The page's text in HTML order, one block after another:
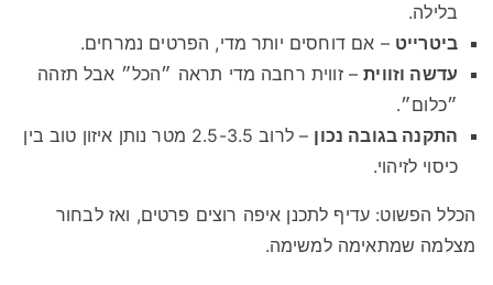
בלילה.
ביטרייט – אם דוחסים יותר מדי, הפרטים נמרחים.
עדשה וזווית– זווית רחבה מדי תראה ״הכל״ אבל תזהה
״כלום״.
התקנה בגובה נכון
– לרוב 2.5-3.5 מטר נותן איזון טוב בין
כיסוי לזיהוי.
הכלל הפשוט: עדיף לתכנן איפה רוצים פרטים, ואז לבחור
מצלמה שמתאימה למשימה.